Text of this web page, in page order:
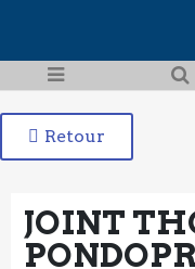
Retour
JOINT